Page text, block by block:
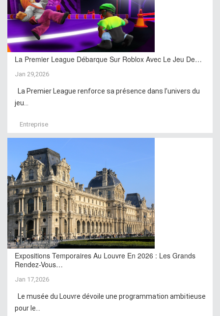
La Premier League Débarque Sur Roblox Avec Le Jeu De…
Jan 29,2026
La Premier League renforce sa présence dans l’univers du
jeu...
Entreprise
Expositions Temporaires Au Louvre En 2026 : Les Grands
Rendez-Vous…
Jan 17,2026
Le musée du Louvre dévoile une programmation ambitieuse
pour le...